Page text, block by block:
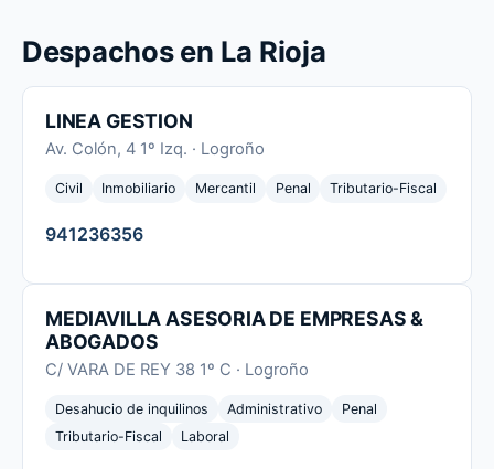
Despachos en La Rioja
LINEA GESTION
Av. Colón, 4 1º Izq. · Logroño
Civil Inmobiliario Mercantil Penal Tributario-Fiscal
941236356
MEDIAVILLA ASESORIA DE EMPRESAS &
ABOGADOS
C/ VARA DE REY 38 1º C · Logroño
Desahucio de inquilinos Administrativo
Penal
Tributario-Fiscal
Laboral